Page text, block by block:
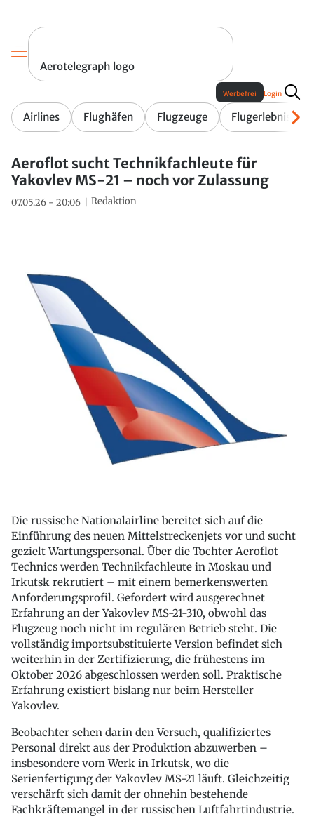
Aerotelegraph logo
Airlines Flughäfen Flugzeuge Flugerlebnis
Werbefrei Login
Aeroflot sucht Technikfachleute für
Yakovlev MS-21 – noch vor Zulassung
07.05.26 - 20:06 Redaktion
Die russische Nationalairline bereitet sich auf die
Einführung des neuen Mittelstreckenjets vor und sucht
gezielt Wartungspersonal. Über die Tochter Aeroflot
Technics werden Technikfachleute in Moskau und
Irkutsk rekrutiert – mit einem bemerkenswerten
Anforderungsprofil. Gefordert wird ausgerechnet
Erfahrung an der Yakovlev MS-21-310, obwohl das
Flugzeug noch nicht im regulären Betrieb steht. Die
vollständig importsubstituierte Version befindet sich
weiterhin in der Zertifizierung, die frühestens im
Oktober 2026 abgeschlossen werden soll. Praktische
Erfahrung existiert bislang nur beim Hersteller
Yakovlev.
Beobachter sehen darin den Versuch, qualifiziertes
Personal direkt aus der Produktion abzuwerben –
insbesondere vom Werk in Irkutsk, wo die
Serienfertigung der Yakovlev MS-21 läuft. Gleichzeitig
verschärft sich damit der ohnehin bestehende
Fachkräftemangel in der russischen Luftfahrtindustrie.